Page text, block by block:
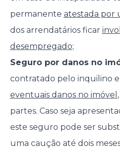
permanente atestada por
dos arrendatários ficar
desempregado;
Seguro por danos no
contratado pelo inquilino e
eventuais danos no imóvel
partes. Caso seja
este seguro pode ser
uma caução até dois